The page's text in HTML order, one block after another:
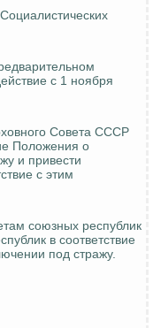
с 1 ноября
Совета СССР
Положения о
и привести
с этим
союзных республик
в соответствие
под стражу.